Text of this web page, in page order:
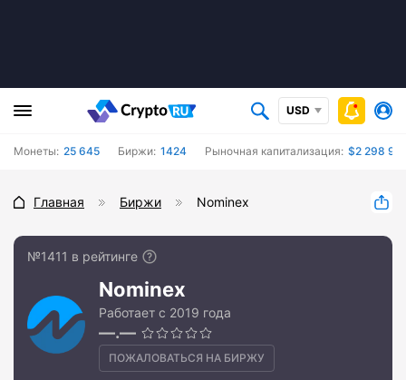
USD
Монеты: 25 645 Биржи: 1424 Рыночная капитализация: $2 298
Главная Биржи Nominex
№1411 в рейтинге
Nominex
Работает с 2019 года
—.—
ПОЖАЛОВАТЬСЯ НА БИРЖУ